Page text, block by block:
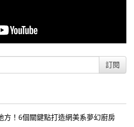
訂閱
方！6個關鍵點打造網美系夢幻廚房